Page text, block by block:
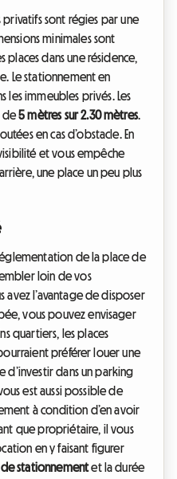
privatifs sont régies par une
minimales sont
places dans une résidence,
Le stationnement en
les immeubles privés. Les
de5 mètres sur 2.30 mètres.
en cas d’obstacle. En
et vous empêche
une place un peu plus
de la place de
loin de vos
avez l’avantage de disposer
vous pouvez envisager
quartiers, les places
préférer louer une
d’investir dans un parking
est aussi possible de
à condition d’en avoir
que propriétaire, il vous
en y faisant figurer
stationnementet la durée